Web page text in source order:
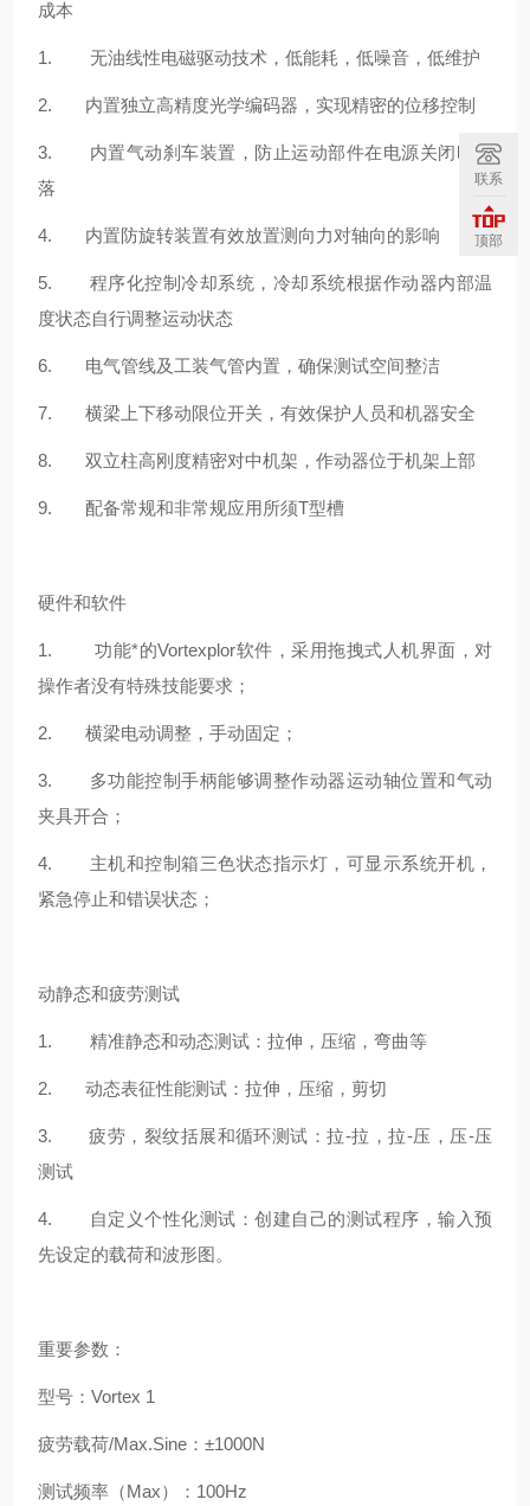
成本
1. 无油线性电磁驱动技术，低能耗，低噪音，低维护
2. 内置独立高精度光学编码器，实现精密的位移控制
3. 内置气动刹车装置，防止运动部件在电源关闭时掉
落
4. 内置防旋转装置有效放置测向力对轴向的影响
5. 程序化控制冷却系统，冷却系统根据作动器内部温
度状态自行调整运动状态
6. 电气管线及工装气管内置，确保测试空间整洁
7. 横梁上下移动限位开关，有效保护人员和机器安全
8. 双立柱高刚度精密对中机架，作动器位于机架上部
9. 配备常规和非常规应用所须T型槽
硬件和软件
1. 功能*的Vortexplor软件，采用拖拽式人机界面，对
操作者没有特殊技能要求；
2. 横梁电动调整，手动固定；
3. 多功能控制手柄能够调整作动器运动轴位置和气动
夹具开合；
4. 主机和控制箱三色状态指示灯，可显示系统开机，
紧急停止和错误状态；
动静态和疲劳测试
1. 精准静态和动态测试：拉伸，压缩，弯曲等
2. 动态表征性能测试：拉伸，压缩，剪切
3. 疲劳，裂纹括展和循环测试：拉-拉，拉-压，压-压
测试
4. 自定义个性化测试：创建自己的测试程序，输入预
先设定的载荷和波形图。
重要参数：
型号： Vortex 1
疲劳载荷/Max.Sine ： ±1000N
测试频率（Max）： 100Hz
联系
顶部